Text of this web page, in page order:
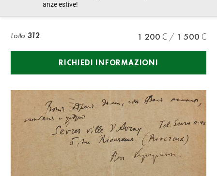
anze estive!
KUPRIN A.I. (1870-1938), AUTOGRAPH
Lotto 312 1 200 1 500
RICHIEDI INFORMAZIONI